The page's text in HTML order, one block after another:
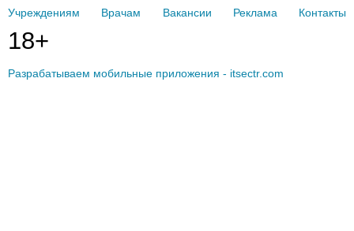
Учреждениям
Врачам Вакансии Реклама Контакты
18+
Разрабатываем мобильные приложения - itsectr.com